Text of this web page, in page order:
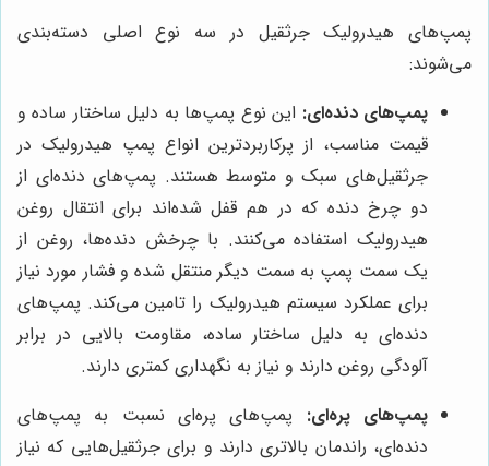
پمپ‌های هیدرولیک جرثقیل در سه نوع اصلی دسته‌بندی
می‌شوند:
پمپ‌های دنده‌ای: این نوع پمپ‌ها به دلیل ساختار ساده و
قیمت مناسب، از پرکاربردترین انواع پمپ هیدرولیک در
جرثقیل‌های سبک و متوسط هستند. پمپ‌های دنده‌ای از
دو چرخ دنده که در هم قفل شده‌اند برای انتقال روغن
هیدرولیک استفاده می‌کنند. با چرخش دنده‌ها، روغن از
یک سمت پمپ به سمت دیگر منتقل شده و فشار مورد نیاز
برای عملکرد سیستم هیدرولیک را تامین می‌کند. پمپ‌های
دنده‌ای به دلیل ساختار ساده، مقاومت بالایی در برابر
آلودگی روغن دارند و نیاز به نگهداری کمتری دارند.
پمپ‌های پره‌ای: پمپ‌های پره‌ای نسبت به پمپ‌های
دنده‌ای، راندمان بالاتری دارند و برای جرثقیل‌هایی که نیاز